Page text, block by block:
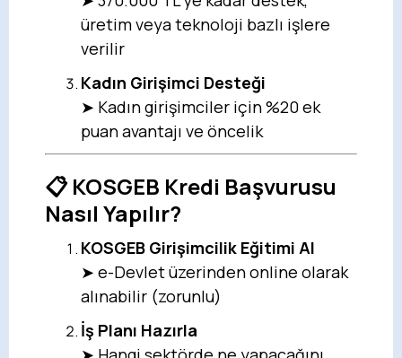
üretim veya teknoloji bazlı işlere
verilir
Kadın Girişimci Desteği
➤ Kadın girişimciler için %20 ek
puan avantajı ve öncelik
📋 KOSGEB Kredi Başvurusu
Nasıl Yapılır?
KOSGEB Girişimcilik Eğitimi Al
➤ e-Devlet üzerinden online olarak
alınabilir (zorunlu)
İş Planı Hazırla